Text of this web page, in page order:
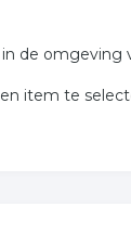
de omgeving
item te